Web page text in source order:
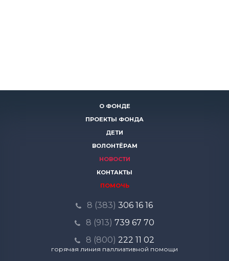
О ФОНДЕ
ПРОЕКТЫ ФОНДА
ДЕТИ
ВОЛОНТЁРАМ
НОВОСТИ
КОНТАКТЫ
ПОМОЧЬ
8 (383) 306 16 16
8 (913) 739 67 70
8 (800) 222 11 02
горячая линия паллиативной помощи